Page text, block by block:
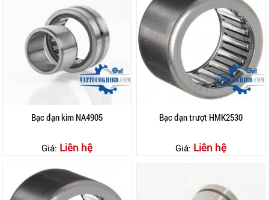
Bạc đạn kim NA4905
Giá: Liên hệ
Bạc đạn trượt HMK2530
Giá: Liên hệ